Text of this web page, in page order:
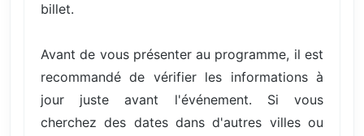
billet.
Avant de vous présenter au programme, il est
recommandé de vérifier les informations à
jour juste avant l'événement. Si vous
cherchez des dates dans d'autres villes ou